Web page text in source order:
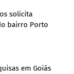
solicita
bairro Porto
em Goiás